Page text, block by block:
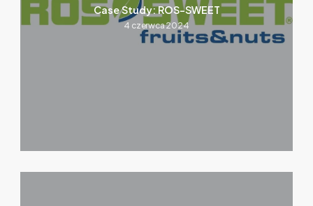
Case Study: ROS-SWEET
4 czerwca 2024